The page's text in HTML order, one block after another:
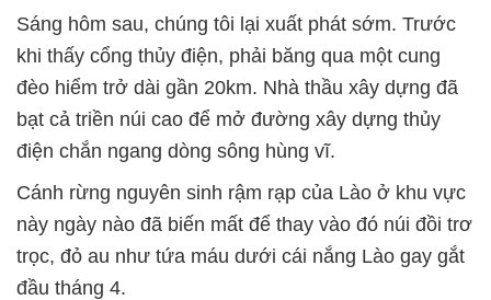
Sáng hôm sau, chúng tôi lại xuất phát sớm. Trước
khi thấy cổng thủy điện, phải băng qua một cung
đèo hiểm trở dài gần 20km. Nhà thầu xây dựng đã
bạt cả triền núi cao để mở đường xây dựng thủy
điện chắn ngang dòng sông hùng vĩ.
Cánh rừng nguyên sinh rậm rạp của Lào ở khu vực
này ngày nào đã biến mất để thay vào đó núi đồi trơ
trọc, đỏ au như tứa máu dưới cái nắng Lào gay gắt
đầu tháng 4.